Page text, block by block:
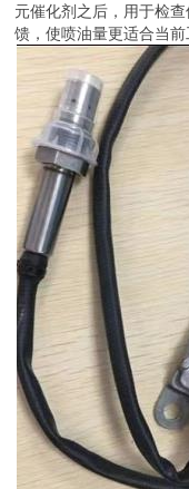
元催化剂之后，用于检
馈，使喷油量更适合当前